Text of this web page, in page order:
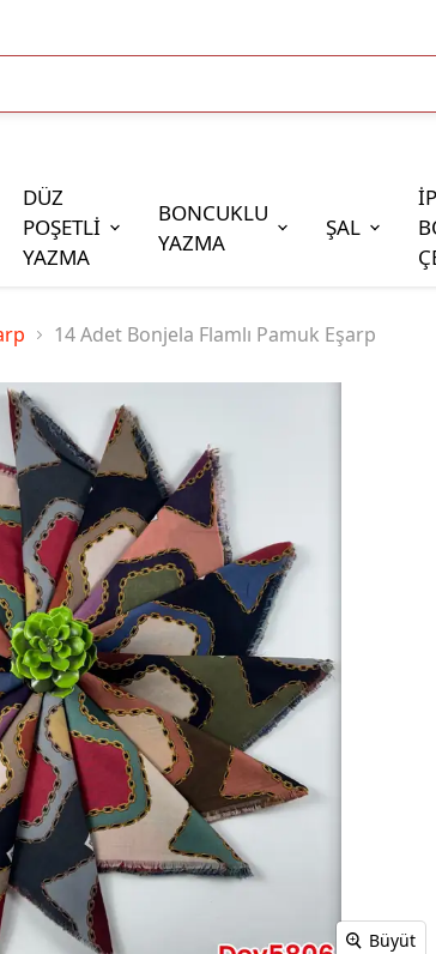
DÜZ
POŞETLİ
YAZMA
BONCUKLU
YAZMA
ŞAL
14 Adet Bonjela Flamlı Pamuk Eşarp
Büyüt